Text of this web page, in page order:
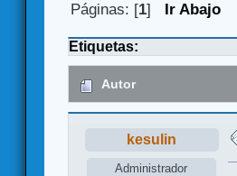
Páginas: [1] Ir Abajo
Etiquetas:
Autor
kesulin
Administrador